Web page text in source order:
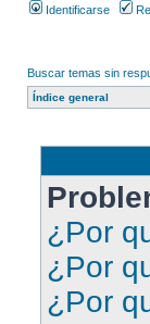
Identificarse
Buscar temas sin
Índice general
¿Por
¿Por
¿Por